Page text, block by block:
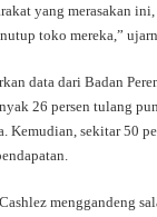
yang merasakan
toko mereka,”
data dari Badan
26 persen tulang
Kemudian, sekitar 50
menggandeng